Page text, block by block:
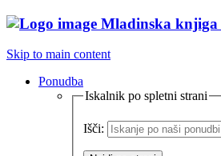
Skip to main content
Ponudba
Iskalnik po spletni strani
Išči: